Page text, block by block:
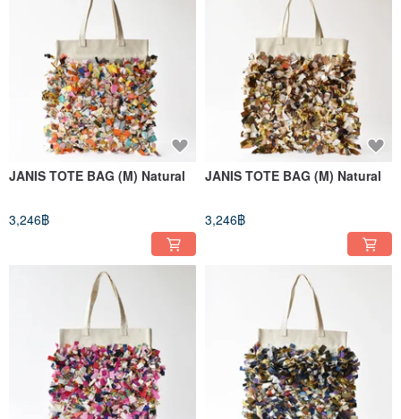
JANIS TOTE BAG (M) Natural
3,246฿
JANIS TOTE BAG (M) Natural
3,246฿